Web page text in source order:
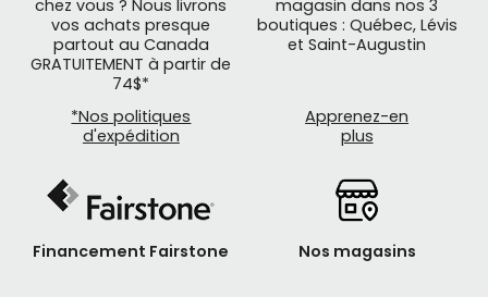
chez vous ? Nous livrons
vos achats presque
partout au Canada
GRATUITEMENT à partir de
74$*
*Nos politiques
d'expédition
magasin dans nos 3
boutiques : Québec, Lévis
et Saint-Augustin
Apprenez-en
plus
Financement Fairstone Nos magasins